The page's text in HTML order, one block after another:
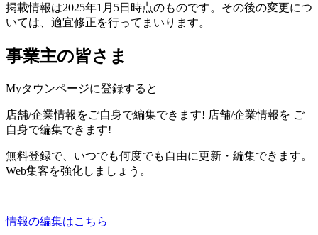
掲載情報は2025年1月5日時点のものです。その後の変更につ
いては、適宜修正を行ってまいります。
事業主の皆さま
Myタウンページに登録すると
店舗/企業情報をご自身で編集できます! 店舗/企業情報を ご
自身で編集できます!
無料登録で、いつでも何度でも自由に更新・編集できます。
Web集客を強化しましょう。
情報の編集はこちら